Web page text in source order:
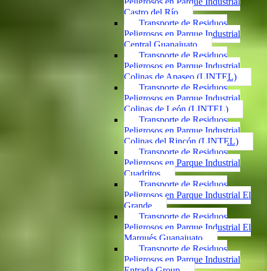
Castro del Río
Transporte de Residuos
Peligrosos en Parque Industrial
Central Guanajuato
Transporte de Residuos
Peligrosos en Parque Industrial
Colinas de Apaseo (LINTEL)
Transporte de Residuos
Peligrosos en Parque Industrial
Colinas de León (LINTEL)
Transporte de Residuos
Peligrosos en Parque Industrial
Colinas del Rincón (LINTEL)
Transporte de Residuos
Peligrosos en Parque Industrial
Cuadritos
Transporte de Residuos
Peligrosos en Parque Industrial El
Grande
Transporte de Residuos
Peligrosos en Parque Industrial El
Marqués Guanajuato
Transporte de Residuos
Peligrosos en Parque Industrial